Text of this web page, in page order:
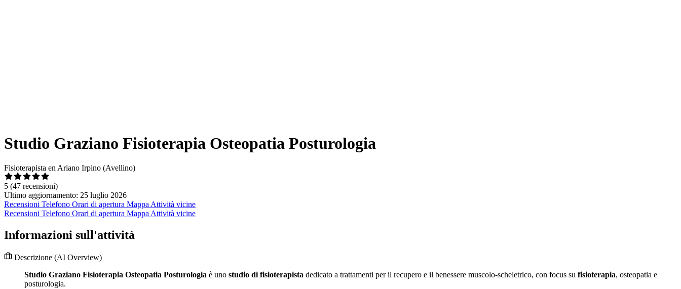
Studio Graziano Fisioterapia Osteopatia Posturologia
Fisioterapista en Ariano Irpino (Avellino)
5 (47 recensioni)
Ultimo aggiornamento: 25 luglio 2026
Recensioni Telefono Orari di apertura Mappa Attività vicine
Recensioni Telefono Orari di apertura Mappa Attività vicine
Informazioni sull'attività
Descrizione (AI Overview)
Studio Graziano Fisioterapia Osteopatia Posturologia è uno studio di fisioterapista dedicato a trattamenti per il recupero e il benessere muscolo-scheletrico, con focus su fisioterapia, osteopatia e
posturologia.